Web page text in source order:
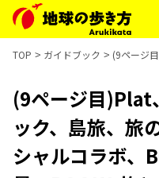
TOP ガイドブック (9ページ
(9ページ目)Plat
ック、島旅、旅
シャルコラボ、